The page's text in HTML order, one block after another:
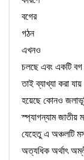
বগের
গঠন
এখনও
চলছে এবং একটি বগ
তাই ব্যাখ্যা করা
হয়েছে কোনও
স্প্যাগন্যাম
যেহেতু এ অঞ্চলটি
অত্যধিক অর্থাৎ